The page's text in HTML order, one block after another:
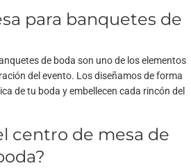
para banquetes de
de boda son uno de los elementos
del evento. Los diseñamos de forma
de tu boda y embellecen cada rincón del
centro de mesa de